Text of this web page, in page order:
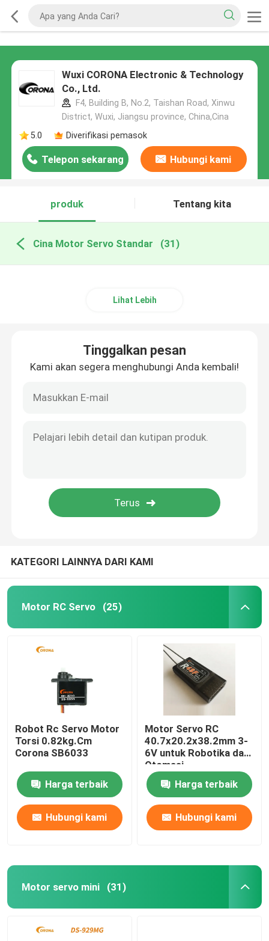
Wuxi CORONA Electronic & Technology
Co., Ltd.
F4, Building B, No.2, Taishan Road, Xinwu
District, Wuxi, Jiangsu province, China,Cina
5.0
Diverifikasi pemasok
Telepon sekarang Hubungi kami
produk Tentang kita
Cina Motor Servo Standar (31)
Lihat Lebih
Tinggalkan pesan
Kami akan segera menghubungi Anda kembali!
KATEGORI LAINNYA DARI KAMI
Motor RC Servo (25)
Robot Rc Servo Motor
Torsi 0.82kg.Cm
Corona SB6033
Harga terbaik
Hubungi kami
Motor Servo RC
40.7x20.2x38.2mm 3-
6V untuk Robotika dan
Otomasi
Harga terbaik
Hubungi kami
Motor servo mini (31)